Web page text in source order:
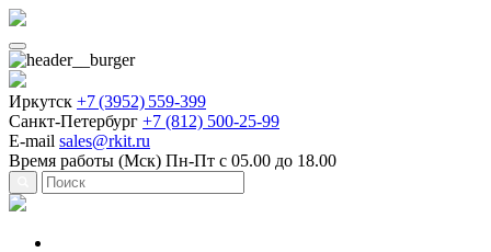
Иркутск +7 (3952) 559-399
Санкт-Петербург +7 (812) 500-25-99
E-mail sales@rkit.ru
Время работы (Мск) Пн-Пт с 05.00 до 18.00